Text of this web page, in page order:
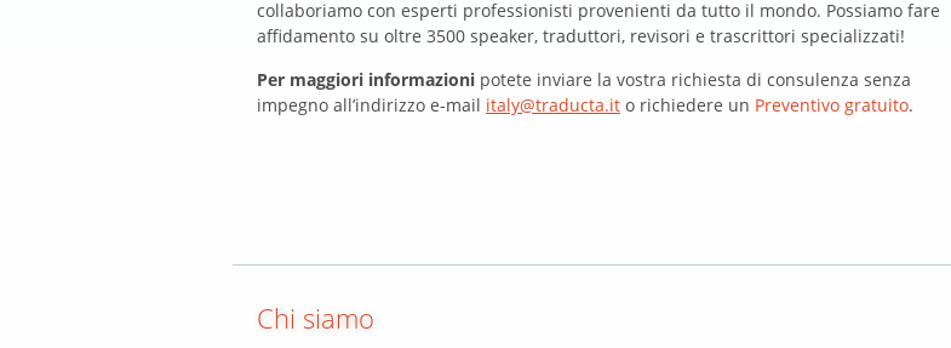
collaboriamo con esperti professionisti provenienti da tutto il mondo. Possiamo fare
affidamento su oltre 3500 speaker, traduttori, revisori e trascrittori specializzati!
Per maggiori informazioni potete inviare la vostra richiesta di consulenza senza
impegno all’indirizzo e-mail italy@traducta.it o richiedere un Preventivo gratuito.
Chi siamo